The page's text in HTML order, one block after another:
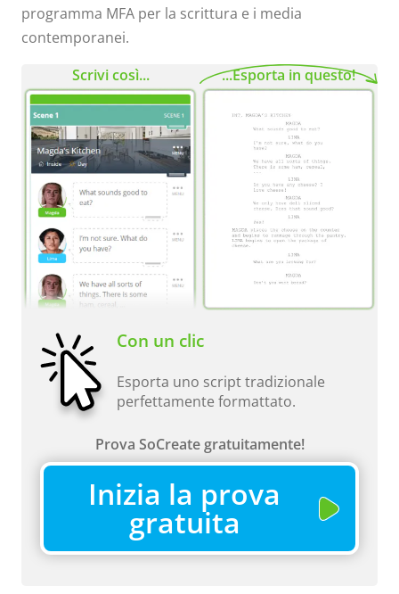
programma MFA per la scrittura e i media
contemporanei.
Con un clic
Esporta uno script tradizionale
perfettamente formattato.
Prova SoCreate gratuitamente!
Inizia la prova
gratuita
Scrivi così... ...Esporta in questo!